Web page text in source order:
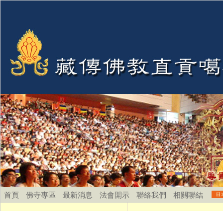
首頁 佛寺專區 最新消息 法會開示 聯絡我們 相關聯結